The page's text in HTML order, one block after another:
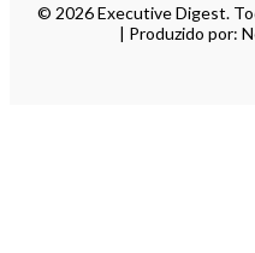
© 2026 Executive Digest.
| Produzido por: